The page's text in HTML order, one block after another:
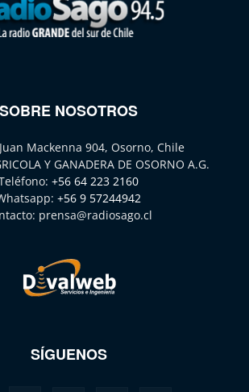
SOBRE NOSOTROS
Mackenna 904, Osorno, Chile
Y GANADERA DE OSORNO A.G.
+56 64 223 2160
+56 9 57244942
prensa@radiosago.cl
SÍGUENOS